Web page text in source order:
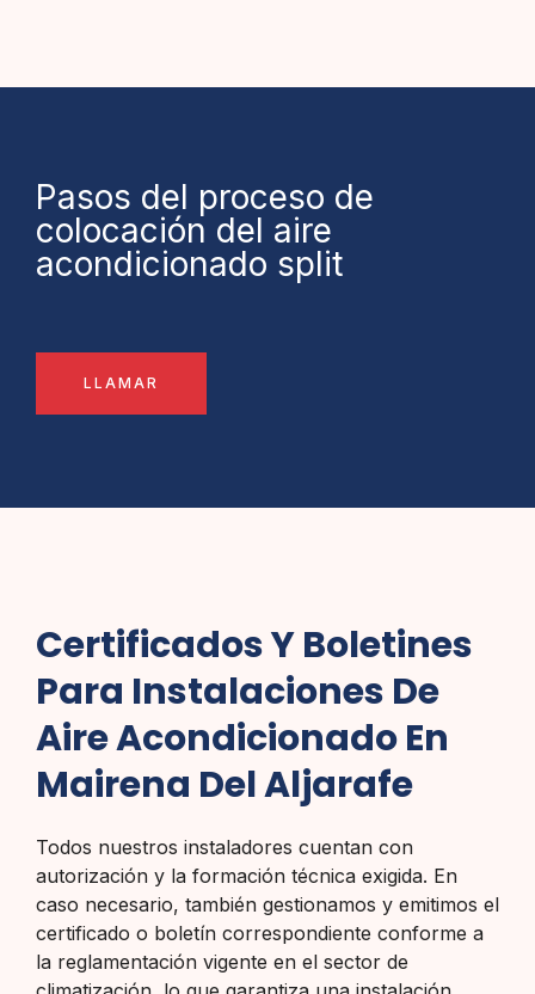
Pasos del proceso de
colocación del aire
acondicionado split
LLAMAR
Certificados Y Boletines
Para Instalaciones De
Aire Acondicionado En
Mairena Del Aljarafe
Todos nuestros instaladores cuentan con
autorización y la formación técnica exigida. En
caso necesario, también gestionamos y emitimos el
certificado o boletín correspondiente conforme a
la reglamentación vigente en el sector de